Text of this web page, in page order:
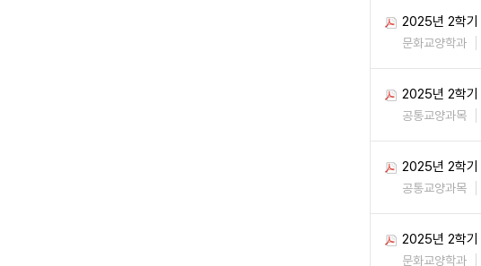
2025년 2학기
문화교양학과
2025년 2학기
공통교양과목
2025년 2학기
공통교양과목
2025년 2학기
문화교양학과